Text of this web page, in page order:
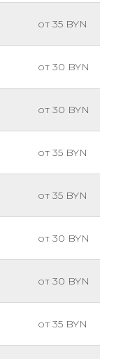
от 35 BYN
от 30 BYN
от 30 BYN
от 35 BYN
от 35 BYN
от 30 BYN
от 30 BYN
от 35 BYN